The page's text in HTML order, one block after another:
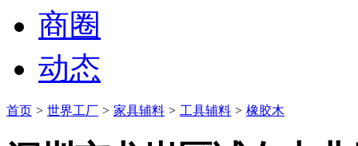
商圈
动态
首页 > 世界工厂 > 家具辅料 > 工具辅料 > 橡胶木